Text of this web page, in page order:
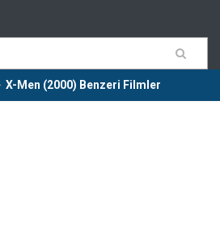
X-Men (2000) Benzeri Filmler